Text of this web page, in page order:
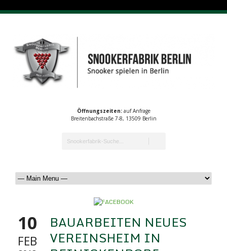
Öffnungszeiten:auf Anfrage
Breitenbachstraße 7-8, 13509 Berlin
10
FEB
BAUARBEITEN NEUES
VEREINSHEIM IN